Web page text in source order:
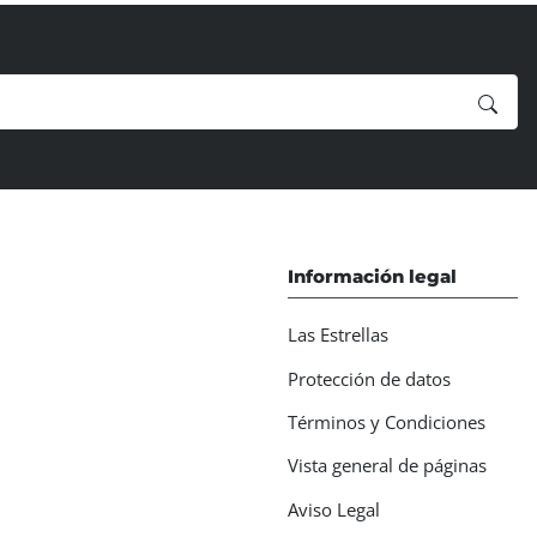
Información legal
Las Estrellas
Protección de datos
Términos y Condiciones
Vista general de páginas
Aviso Legal